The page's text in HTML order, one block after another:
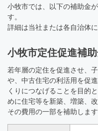
小牧市では、以下の補助金
す。
詳細は当社または各自治体に
小牧市定住促進補
若年層の定住を促進させ、
や、中古住宅の利活用を促
くりにつなげることを目的
めに住宅等を新築、増築、
その費用の一部を補助します